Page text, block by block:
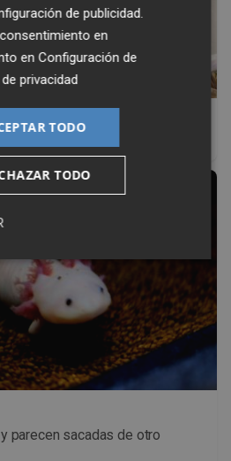
con estos sencillos consejos
parecen sacadas de otro
de publicidad
en
enConfiguración de
privacidad
TODO
TODO